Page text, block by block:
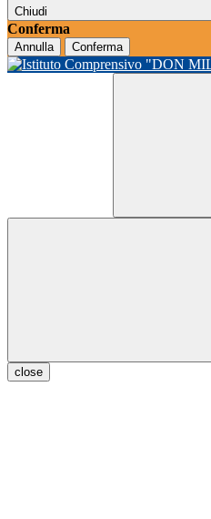
Chiudi
Conferma
Annulla Conferma
close